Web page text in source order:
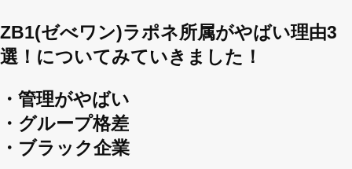
ZB1(ゼべワン)ラポネ所属がやばい理由3
選！についてみていきました！
・管理がやばい
・グループ格差
・ブラック企業